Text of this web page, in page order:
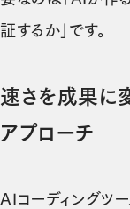
証するか」です。
速さを成果に
アプローチ
AIコーディングツ